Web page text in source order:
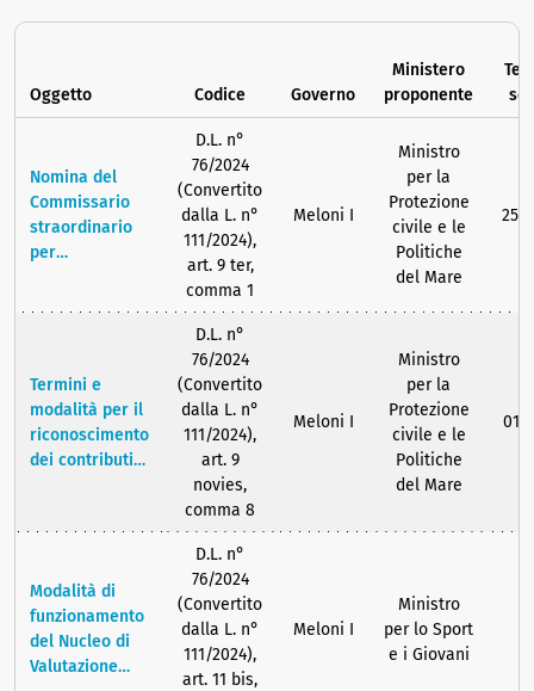
Oggetto Codice Governo
Ministero
proponente
Nomina del
Commissario
straordinario
per
Campi Flegrei
e istituzione
della Struttura
commissariale,
compenso
predetto
commissario.
D.L. n°
76/2024
(Convertito
dalla L. n°
111/2024),
art. 9 ter,
comma 1
Meloni I
Ministro
per la
Protezione
civile e le
Politiche
del Mare
25/
Termini e
modalità per il
riconoscimento
dei contributi
la riparazione
riqualificazione
sismica degli
edifici
residenziali
D.L. n°
76/2024
(Convertito
dalla L. n°
111/2024),
art. 9
novies,
comma 8
Meloni I
Ministro
per la
Protezione
civile e le
Politiche
del Mare
01/
Modalità di
funzionamento
del Nucleo di
Valutazione
D.L. n°
76/2024
(Convertito
dalla L. n°
111/2024),
art. 11 bis,
Meloni I
Ministro
per lo Sport
e i Giovani